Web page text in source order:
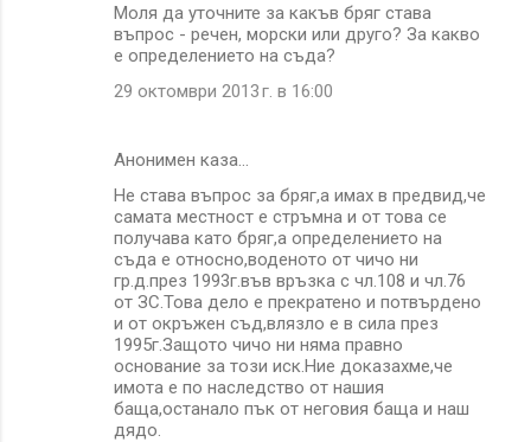
Moля да уточните за какъв бряг става
въпрос - речен, морски или друго? За какво
е определението на съда?
29 октомври 2013 г. в 16:00
Анонимен каза…
Не става въпрос за бряг,а имах в предвид,че
самата местност е стръмна и от това се
получава като бряг,а определението на
съда е относно,воденото от чичо ни
гр.д.през 1993г.във връзка с чл.108 и чл.76
от ЗС.Това дело е прекратено и потвърдено
и от окръжен съд,влязло е в сила през
1995г.Защото чичо ни няма правно
основание за този иск.Ние доказахме,че
имота е по наследство от нашия
баща,останало пък от неговия баща и наш
дядо.